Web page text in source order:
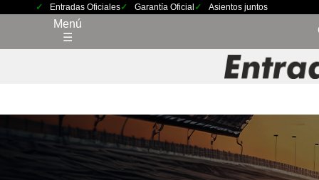
Entradas Oficiales Garantía Oficial Asientos juntos
Menú
☰